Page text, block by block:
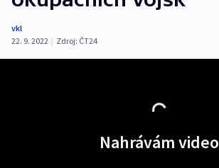
vkl
22. 9. 2022 | Zdroj: ČT24
Nahrávám video